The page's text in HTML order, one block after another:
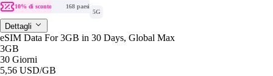
10% di sconto
168 paesi
5G
Dettagli
eSIM Data For 3GB in 30 Days, Global Max
3GB
30 Giorni
5,56 USD/GB